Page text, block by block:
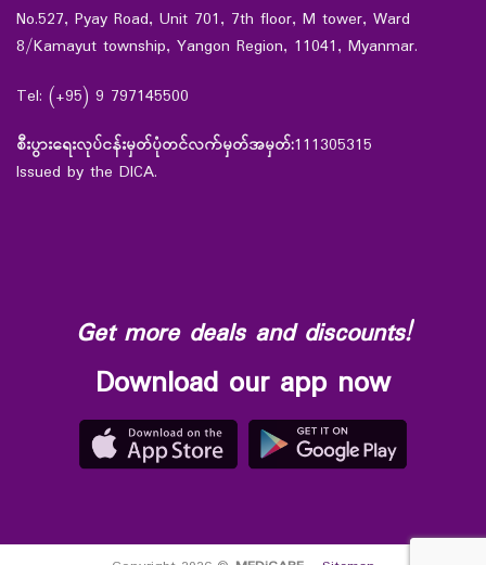
No.527, Pyay Road, Unit 701, 7th floor, M tower, Ward
8/Kamayut township, Yangon Region, 11041, Myanmar.
Tel: (+95) 9 797145500
စီးပွားရေးလုပ်ငန်းမှတ်ပုံတင်လက်မှတ်အမှတ်:111305315
Issued by the DICA.
Get more deals and discounts!
Download our app now